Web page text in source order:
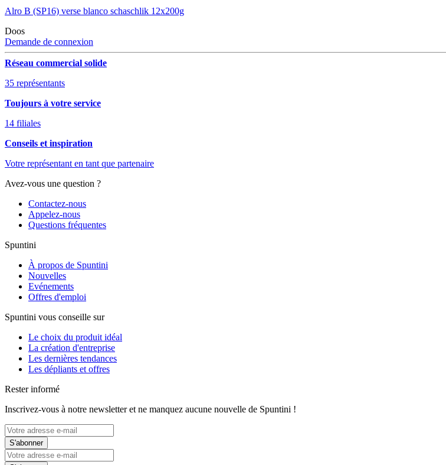
Alro B (SP16) verse blanco schaschlik 12x200g
Doos
Demande de connexion
Réseau commercial solide
35 représentants
Toujours à votre service
14 filiales
Conseils et inspiration
Votre représentant en tant que partenaire
Avez-vous une question ?
Contactez-nous
Appelez-nous
Questions fréquentes
Spuntini
À propos de Spuntini
Nouvelles
Evénements
Offres d'emploi
Spuntini vous conseille sur
Le choix du produit idéal
La création d'entreprise
Les dernières tendances
Les dépliants et offres
Rester informé
Inscrivez-vous à notre newsletter et ne manquez aucune nouvelle de Spuntini !
S'abonner